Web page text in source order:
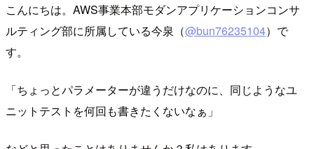
こんにちは。AWS事業本部モダンアプリケーションコンサ
ルティング部に所属している今泉（@bun76235104）で
す。
「ちょっとパラメーターが違うだけなのに、同じようなユ
ニットテストを何回も書きたくないなぁ」